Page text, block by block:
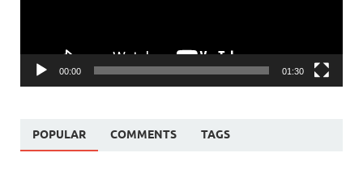
00:00 01:30
POPULAR COMMENTS TAGS